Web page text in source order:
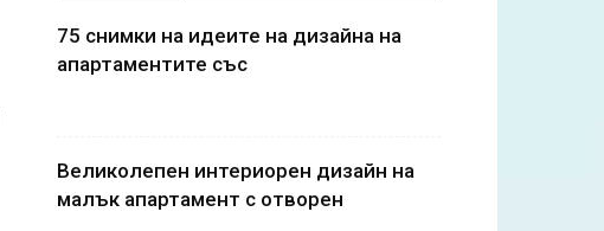
75 снимки на идеите на дизайна на
апартаментите със
Великолепен интериорен дизайн на
малък апартамент с отворен